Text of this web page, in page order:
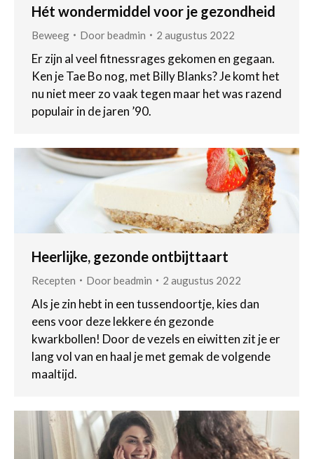
Hét wondermiddel voor je gezondheid
Beweeg Doorbeadmin 2 augustus 2022
Er zijn al veel fitnessrages gekomen en gegaan.
Ken je Tae Bo nog, met Billy Blanks? Je komt het
nu niet meer zo vaak tegen maar het was razend
populair in de jaren ’90.
Heerlijke, gezonde ontbijttaart
Recepten Doorbeadmin 2 augustus 2022
Als je zin hebt in een tussendoortje, kies dan
eens voor deze lekkere én gezonde
kwarkbollen! Door de vezels en eiwitten zit je er
lang vol van en haal je met gemak de volgende
maaltijd.